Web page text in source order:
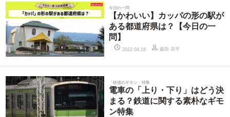
今日の一問
【かわいい】カッパの形の駅が
ある都道府県は？【今日の一
問】
2022.04.18 森田 晃平
「鉄道のギモン」特集
電車の「上り・下り」はどう決
まる？鉄道に関する素朴なギモ
ン特集